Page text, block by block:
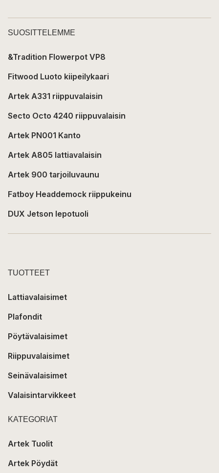
SUOSITTELEMME
&Tradition Flowerpot VP8
Fitwood Luoto kiipeilykaari
Artek A331 riippuvalaisin
Secto Octo 4240 riippuvalaisin
Artek PN001 Kanto
Artek A805 lattiavalaisin
Artek 900 tarjoiluvaunu
Fatboy Headdemock riippukeinu
DUX Jetson lepotuoli
TUOTTEET
Lattiavalaisimet
Plafondit
Pöytävalaisimet
Riippuvalaisimet
Seinävalaisimet
Valaisintarvikkeet
KATEGORIAT
Artek Tuolit
Artek Pöydät